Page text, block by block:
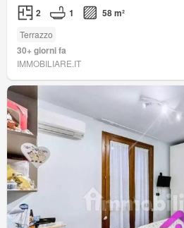
2 1 58 m²
Terrazzo
30+ giorni fa
IMMOBILIARE.IT